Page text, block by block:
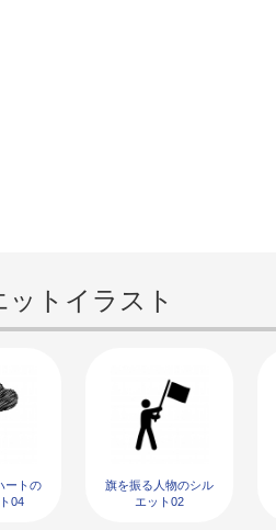
トイラスト
ートの
04
旗を振る人物のシル
エット02